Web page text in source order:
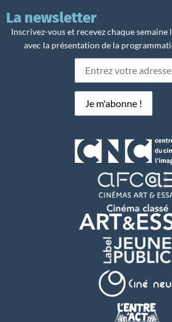
La newsletter
Inscrivez-vous et recevez chaque
avec la présentation de la